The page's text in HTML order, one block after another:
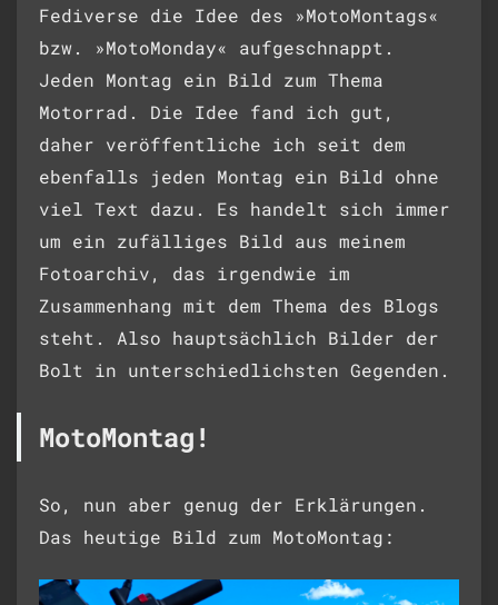
Fediverse die Idee des »MotoMontags«
bzw. »MotoMonday« aufgeschnappt.
Jeden Montag ein Bild zum Thema
Motorrad. Die Idee fand ich gut,
daher veröffentliche ich seit dem
ebenfalls jeden Montag ein Bild ohne
viel Text dazu. Es handelt sich immer
um ein zufälliges Bild aus meinem
Fotoarchiv, das irgendwie im
Zusammenhang mit dem Thema des Blogs
steht. Also hauptsächlich Bilder der
Bolt in unterschiedlichsten Gegenden.
MotoMontag!
So, nun aber genug der Erklärungen.
Das heutige Bild zum MotoMontag: